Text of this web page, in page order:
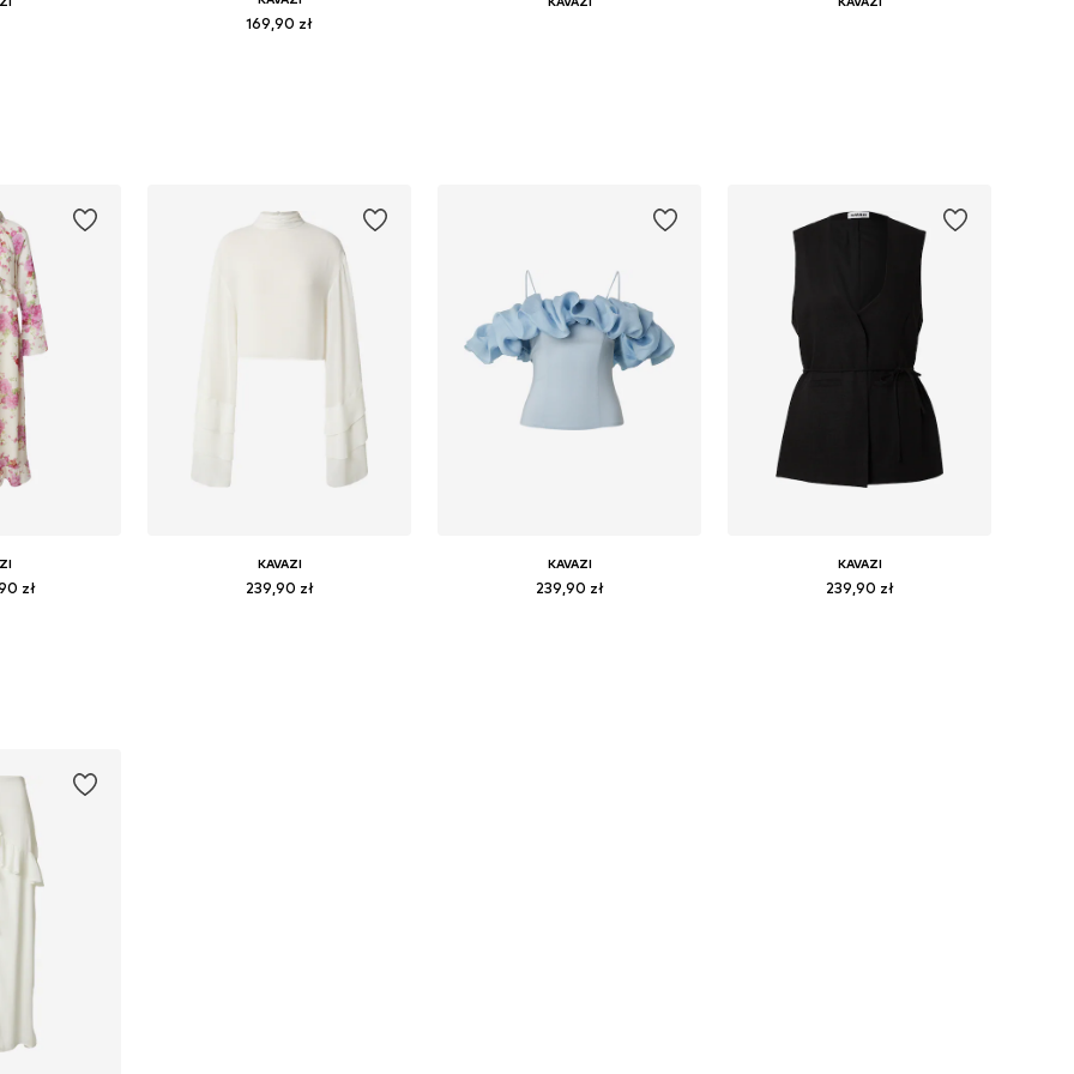
169,90 zł
zł
KAVAZI
239,90 zł
KAVAZI
239,90 zł
KAVAZI
239,90 zł